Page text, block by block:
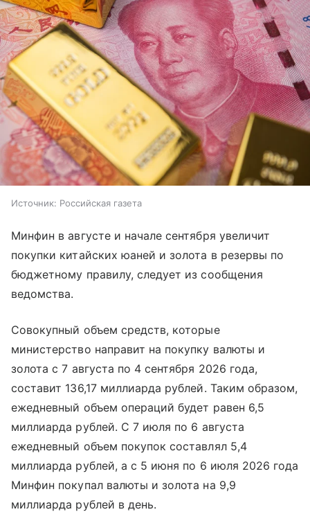
Источник: Российская газета
Минфин в августе и начале сентября увеличит
покупки китайских юаней и золота в резервы по
бюджетному правилу, следует из сообщения
ведомства.
Совокупный объем средств, которые
министерство направит на покупку валюты и
золота с 7 августа по 4 сентября 2026 года,
составит 136,17 миллиарда рублей. Таким образом,
ежедневный объем операций будет равен 6,5
миллиарда рублей. С 7 июля по 6 августа
ежедневный объем покупок составлял 5,4
миллиарда рублей, а с 5 июня по 6 июля 2026 года
Минфин покупал валюты и золота на 9,9
миллиарда рублей в день.